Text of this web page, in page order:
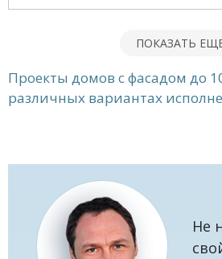
ПОКАЗАТЬ
Проекты домов с фасадом до
различных вариантах
Не